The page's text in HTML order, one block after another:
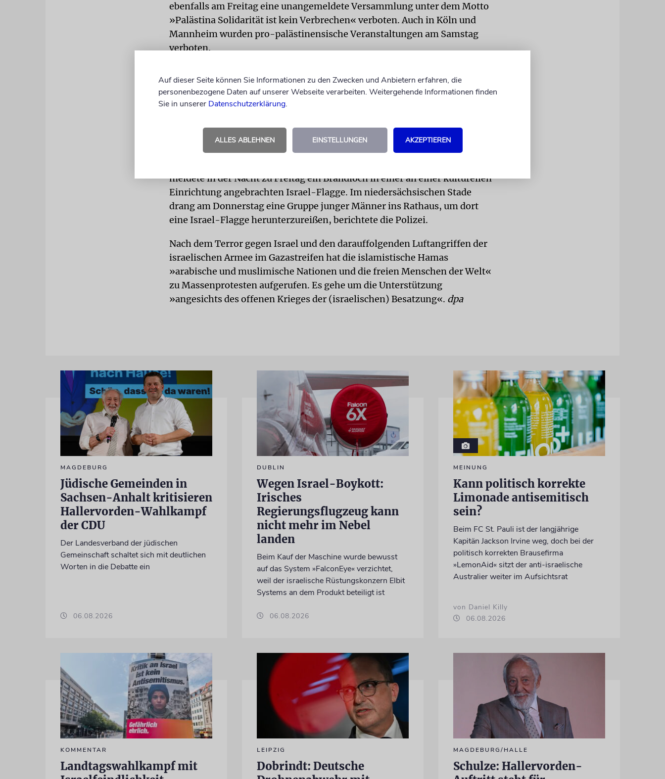
ebenfalls am Freitag eine unangemeldete Versammlung unter dem Motto
»Palästina Solidarität ist kein Verbrechen« verboten. Auch in Köln und
Mannheim wurden pro-palästinensische Veranstaltungen am Samstag
verboten.
Flaggen. In Berlin wurde am Freitag eine am Rathaus im Stadtteil
Reinickendorf angebrachte Israel-Flagge angezündet. Am Donnerstag war
Flagge von einem Fahnenmast gerissen und angezündet worden.
Auch im nordrhein-westfälischen Recklinghausen wurde laut Polizei am
meldete in der Nacht zu Freitag ein Brandloch in einer an einer kulturellen
Einrichtung angebrachten Israel-Flagge. Im niedersächsischen Stade
drang am Donnerstag eine Gruppe junger Männer ins Rathaus, um dort
eine Israel-Flagge herunterzureißen, berichtete die Polizei.
Nach dem Terror gegen Israel und den darauffolgenden Luftangriffen der
israelischen Armee im Gazastreifen hat die islamistische Hamas
»arabische und muslimische Nationen und die freien Menschen der Welt«
zu Massenprotesten aufgerufen. Es gehe um die Unterstützung
»angesichts des offenen Krieges der (israelischen) Besatzung«. dpa
MAGDEBURG
Jüdische Gemeinden in
Sachsen-Anhalt kritisieren
Hallervorden-Wahlkampf
der CDU
Der Landesverband der jüdischen
Gemeinschaft schaltet sich mit deutlichen
Worten in die Debatte ein
06.08.2026
DUBLIN
Wegen Israel-Boykott:
Irisches
Regierungsflugzeug kann
nicht mehr im Nebel
landen
Beim Kauf der Maschine wurde bewusst
auf das System »FalconEye« verzichtet,
weil der israelische Rüstungskonzern Elbit
Systems an dem Produkt beteiligt ist
06.08.2026
MEINUNG
Kann politisch korrekte
Limonade antisemitisch
sein?
Beim FC St. Pauli ist der langjährige
Kapitän Jackson Irvine weg, doch bei der
politisch korrekten Brausefirma
»LemonAid« sitzt der anti-israelische
Australier weiter im Aufsichtsrat
von Daniel Killy
06.08.2026
KOMMENTAR
Landtagswahlkampf mit
LEIPZIG
Dobrindt: Deutsche
MAGDEBURG/HALLE
Schulze: Hallervorden-
Auf dieser Seite können Sie Informationen zu den Zwecken und Anbietern erfahren, die
personenbezogene Daten auf unserer Webseite verarbeiten. Weitergehende Informationen finden
Sie in unserer Datenschutzerklärung.
ALLES ABLEHNEN EINSTELLUNGEN AKZEPTIEREN